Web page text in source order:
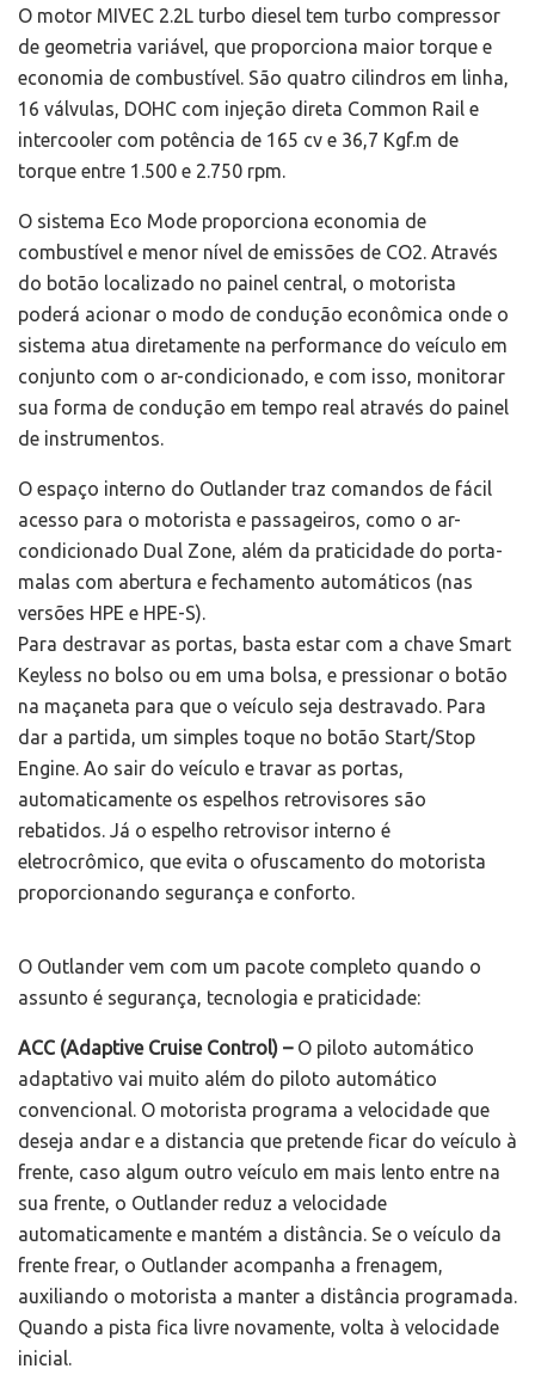
O motor MIVEC 2.2L turbo diesel tem turbo compressor
de geometria variável, que proporciona maior torque e
economia de combustível. São quatro cilindros em linha,
16 válvulas, DOHC com injeção direta Common Rail e
intercooler com potência de 165 cv e 36,7 Kgf.m de
torque entre 1.500 e 2.750 rpm.
O sistema Eco Mode proporciona economia de
combustível e menor nível de emissões de CO2. Através
do botão localizado no painel central, o motorista
poderá acionar o modo de condução econômica onde o
sistema atua diretamente na performance do veículo em
conjunto com o ar-condicionado, e com isso, monitorar
sua forma de condução em tempo real através do painel
de instrumentos.
O espaço interno do Outlander traz comandos de fácil
acesso para o motorista e passageiros, como o ar-
condicionado Dual Zone, além da praticidade do porta-
malas com abertura e fechamento automáticos (nas
versões HPE e HPE-S).
Para destravar as portas, basta estar com a chave Smart
Keyless no bolso ou em uma bolsa, e pressionar o botão
na maçaneta para que o veículo seja destravado. Para
dar a partida, um simples toque no botão Start/Stop
Engine. Ao sair do veículo e travar as portas,
automaticamente os espelhos retrovisores são
rebatidos. Já o espelho retrovisor interno é
eletrocrômico, que evita o ofuscamento do motorista
proporcionando segurança e conforto.
O Outlander vem com um pacote completo quando o
assunto é segurança, tecnologia e praticidade:
ACC (Adaptive Cruise Control) – O piloto automático
adaptativo vai muito além do piloto automático
convencional. O motorista programa a velocidade que
deseja andar e a distancia que pretende ficar do veículo à
frente, caso algum outro veículo em mais lento entre na
sua frente, o Outlander reduz a velocidade
automaticamente e mantém a distância. Se o veículo da
frente frear, o Outlander acompanha a frenagem,
auxiliando o motorista a manter a distância programada.
Quando a pista fica livre novamente, volta à velocidade
inicial.